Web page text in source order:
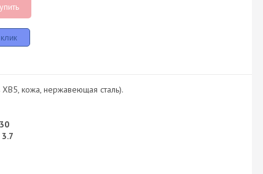
ХВ5, кожа, нержавеющая сталь).
30
3.7